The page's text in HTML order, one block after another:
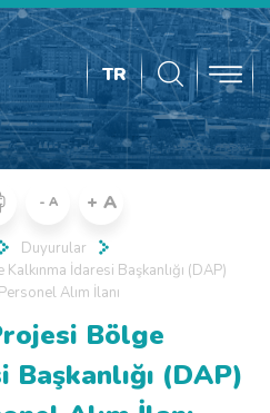
TR
- A + A
Duyurular
İdaresi Başkanlığı (DAP)
Alım İlanı
Bölge
Başkanlığı (DAP)